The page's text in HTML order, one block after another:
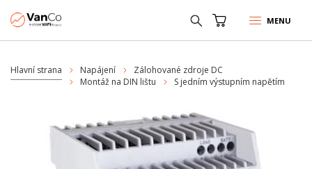
MENU
Hlavní strana Napájení
Zálohované zdroje DC
Montáž na DIN lištu
S jedním výstupním napětím